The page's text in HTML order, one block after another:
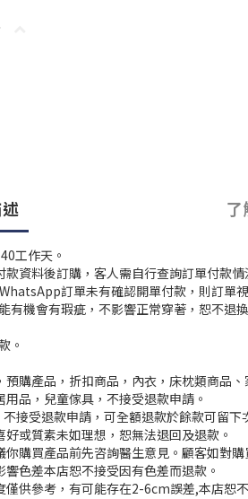
了
工作天。
資料後訂購，客人需自行查詢訂單付款情
訂單未有確認開單付款，則訂單
有機會有瑕疵，不影響正常穿著，恕不退
。
購產品，折扣商品，內衣，床枕類商品
品，兒童傢具，不接受退款申請。
接受退款申請，可全額退款於餘款可留下
或質素未如理想，恕無法退回及退款。
購買產品前先咨詢醫生意見。顧客如對
色差本店恕不接受因有色差而退款。
供參考，有可能存在2-6cm誤差,本店恕